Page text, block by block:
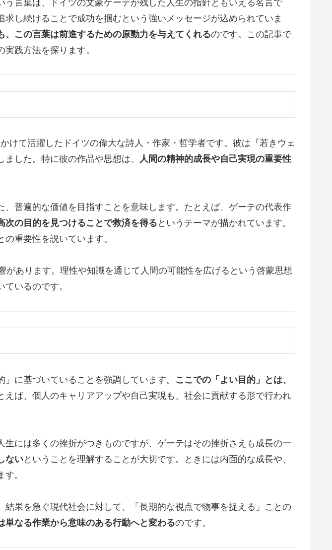
言葉は、ドイツの文豪ゲーテが残した人生の指針ともいえる名言で
し続けることで成功を掴むという強いメッセージが込められていま
この言葉は前進するための原動力を与えてくれるのです。この記事で
践方法を探ります。
けて活躍したドイツの偉大な詩人・作家・哲学者です。彼は『若きウェ
した。特に彼の作品や思想は、
人間の精神的成長や自己実現の重要性
普遍的な価値を目指すことを意味します。たとえば、ゲーテの代表作
次の目的を見つけることで救済を得る というテーマが描かれています。
重要性を説いています。
あります。理性や知識を通じて人間の可能性を広げるという啓蒙思想
いるのです。
に基づいていることを強調しています。 ここでの「よい目的」とは、
えば、個人のキャリアアップや自己実現も、社会に貢献する形で行われ
には多くの挫折がつきものですが、ゲーテはその挫折さえも成長の一
ないということを理解することが大切です。ときには内面的な成長や、
。
果を急ぐ現代社会に対して、「長期的な視点で物事を捉える」ことの
なる作業から意味のある行動へと変わるのです。